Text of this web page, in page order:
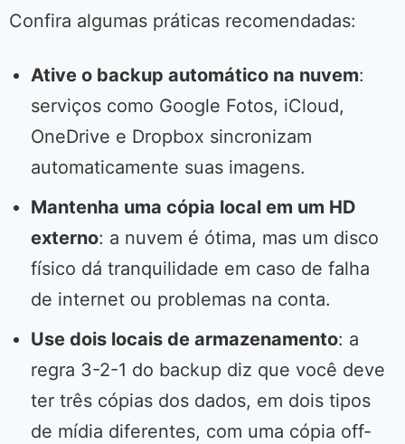
Confira algumas práticas recomendadas:
Ative o backup automático na nuvem:
serviços como Google Fotos, iCloud,
OneDrive e Dropbox sincronizam
automaticamente suas imagens.
Mantenha uma cópia local em um HD
externo: a nuvem é ótima, mas um disco
físico dá tranquilidade em caso de falha
de internet ou problemas na conta.
Use dois locais de armazenamento: a
regra 3-2-1 do backup diz que você deve
ter três cópias dos dados, em dois tipos
de mídia diferentes, com uma cópia off-